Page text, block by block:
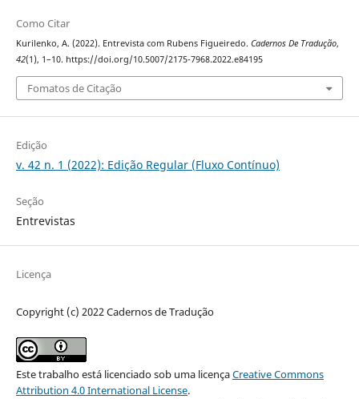
Como Citar
Kurilenko, A. (2022). Entrevista com Rubens Figueiredo. Cadernos De Tradução,
42(1), 1–10. https://doi.org/10.5007/2175-7968.2022.e84195
Fomatos de Citação
Edição
v. 42 n. 1 (2022): Edição Regular (Fluxo Contínuo)
Seção
Entrevistas
Licença
Copyright (c) 2022 Cadernos de Tradução
Este trabalho está licenciado sob uma licençaCreative Commons
Attribution 4.0 International License.